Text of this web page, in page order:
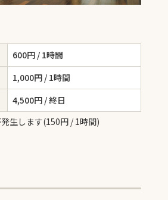
600円 / 1時間
1,000円 / 1時間
4,500円 / 終日
生します(150円 / 1時間)